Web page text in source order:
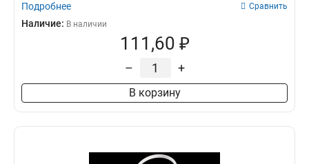
Подробнее Сравнить
Наличие: В наличии
111,60 ₽
– +
В корзину